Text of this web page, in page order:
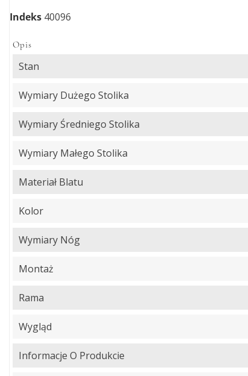
Indeks 40096
Opis
Stan
Wymiary Dużego Stolika
Wymiary Średniego Stolika
Wymiary Małego Stolika
Materiał Blatu
Kolor
Wymiary Nóg
Montaż
Rama
Wygląd
Informacje O Produkcie